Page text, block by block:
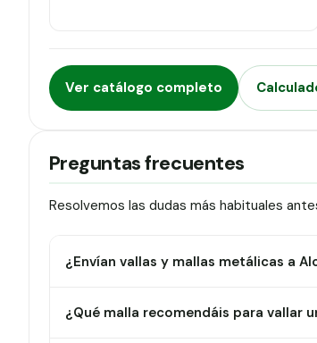
Ver catálogo completo
Preguntas frecuentes
Resolvemos las dudas más habituales
¿Envían vallas y mallas metálicas a
¿Qué malla recomendáis para vallar